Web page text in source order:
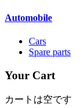
Automobile
Cars
Spare parts
Your Cart
カートは空です